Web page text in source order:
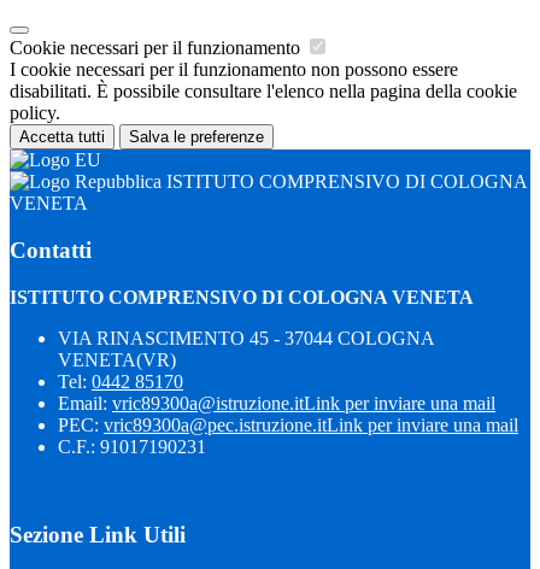
Cookie necessari per il funzionamento
I cookie necessari per il funzionamento non possono essere
disabilitati. È possibile consultare l'elenco nella pagina della cookie
policy.
Accetta tutti Salva le preferenze
ISTITUTO COMPRENSIVO DI COLOGNA
VENETA
Contatti
ISTITUTO COMPRENSIVO DI COLOGNA VENETA
VIA RINASCIMENTO 45 - 37044 COLOGNA
VENETA(VR)
Tel: 0442 85170
Email: vric89300a@istruzione.itLink per inviare una mail
PEC: vric89300a@pec.istruzione.itLink per inviare una mail
C.F.: 91017190231
Sezione Link Utili